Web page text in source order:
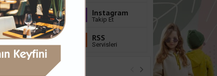
Youtube
Abone Ol
Instagram
Takip Et
Linkedin
Takip Et
RSS
Servisleri
Köşe Yazarları